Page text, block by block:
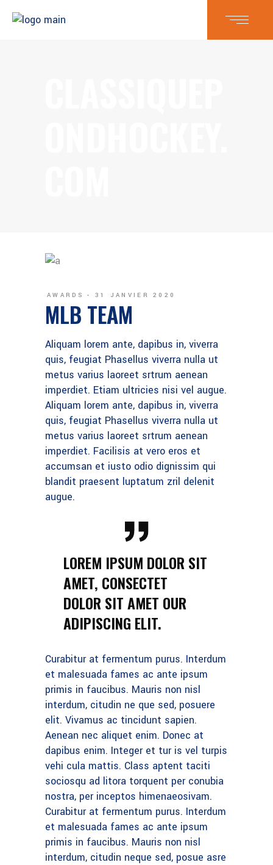
AWARDS 31 JANVIER 2020
MLB TEAM
Aliquam lorem ante, dapibus in, viverra
quis, feugiat Phasellus viverra nulla ut
metus varius laoreet srtrum aenean
imperdiet. Etiam ultricies nisi vel augue.
Aliquam lorem ante, dapibus in, viverra
quis, feugiat Phasellus viverra nulla ut
metus varius laoreet srtrum aenean
imperdiet. Facilisis at vero eros et
accumsan et iusto odio dignissim qui
blandit praesent luptatum zril delenit
augue.
LOREM IPSUM DOLOR SIT
AMET, CONSECTET
DOLOR SIT AMET OUR
ADIPISCING ELIT.
Curabitur at fermentum purus. Interdum
et malesuada fames ac ante ipsum
primis in faucibus. Mauris non nisl
interdum, citudin ne que sed, posuere
elit. Vivamus ac tincidunt sapien.
Aenean nec aliquet enim. Donec at
dapibus enim. Integer et tur is vel turpis
vehi cula mattis. Class aptent taciti
sociosqu ad litora torquent per conubia
nostra, per inceptos himenaeosivam.
Curabitur at fermentum purus. Interdum
et malesuada fames ac ante ipsum
primis in faucibus. Mauris non nisl
interdum, citudin neque sed, posue asre